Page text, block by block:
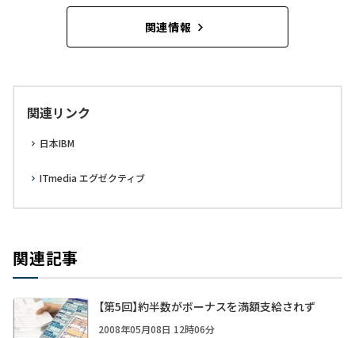
関連情報
関連リンク
日本IBM
ITmedia エグゼクティブ
関連記事
【第5回】約半数がボーナスを満額支給されず
2008年05月08日 12時06分